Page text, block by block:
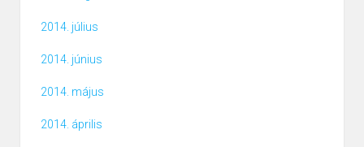
2014. július
2014. június
2014. május
2014. április